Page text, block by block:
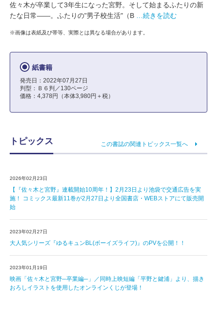
佐々木が卒業して3年生になった宮野。そして始まるふたりの新
たな日常――。ふたりの"男子校生活"（B
…続きを読む
※画像は表紙及び帯等、実際とは異なる場合があります。
紙書籍
発売日：2022年07月27日
判型：Ｂ６判／130ページ
価格：4,378円（本体3,980円＋税）
トピックス この書誌の関連トピックス一覧へ
2026年02月23日
【『佐々木と宮野』連載開始10周年！】2月23日より池袋で交通広告を実
施！ コミックス最新11巻が2月27日より全国書店・WEBストアにて販売開
始
2023年02月27日
大人気シリーズ『ゆるキュンBL(ボーイズライフ)』のPVを公開！！
2023年01月19日
映画「佐々木と宮野─卒業編─」／同時上映短編「平野と鍵浦」より、描き
おろしイラストを使用したオンラインくじが登場！